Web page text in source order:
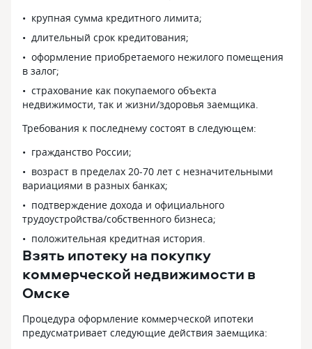
крупная сумма кредитного лимита;
длительный срок кредитования;
оформление приобретаемого нежилого помещения
в залог;
страхование как покупаемого объекта
недвижимости, так и жизни/здоровья заемщика.
Требования к последнему состоят в следующем:
гражданство России;
возраст в пределах 20-70 лет с незначительными
вариациями в разных банках;
подтверждение дохода и официального
трудоустройства/собственного бизнеса;
положительная кредитная история.
Взять ипотеку на покупку
коммерческой недвижимости в
Омске
Процедура оформление коммерческой ипотеки
предусматривает следующие действия заемщика: